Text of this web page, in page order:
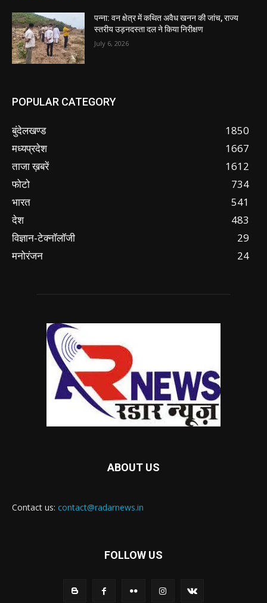
पन्ना: वन क्षेत्र में कथित अवैध खनन की जांच, राज्य
स्तरीय उड़नदस्ता दल ने किया निरीक्षण
July 6, 2026
POPULAR CATEGORY
बुंदेलखण्ड
1850
मध्यप्रदेश
1667
ताजा ख़बरें
1612
फोटो
734
भारत
541
देश
483
विज्ञान-टेक्नॉलॉजी
29
मनोरंजन
24
ABOUT US
Contact us: contact@radarnews.in
FOLLOW US